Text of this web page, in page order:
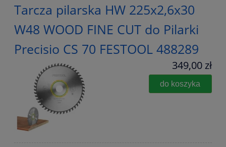
Tarcza pilarska HW 225x2,6x30
W48 WOOD FINE CUT do Pilarki
Precisio CS 70 FESTOOL 488289
349,00 zł
do koszyka